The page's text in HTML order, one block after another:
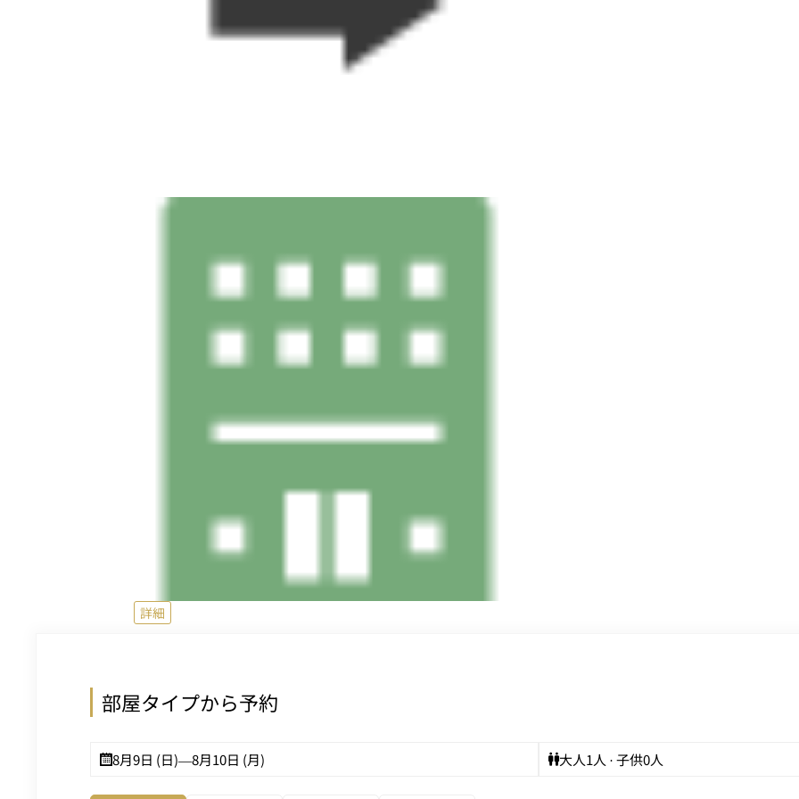
詳細
部屋タイプから予約
8月9日 (日)—8月10日 (月) 大人1人 · 子供0人